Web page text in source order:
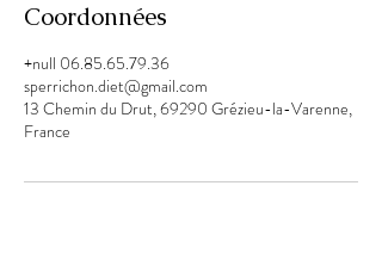
Coordonnées
+null 06.85.65.79.36
sperrichon.diet@gmail.com
13 Chemin du Drut, 69290 Grézieu-la-Varenne,
France